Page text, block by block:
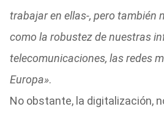
trabajar en ellas-, pero también
como la robustez de nuestras
telecomunicaciones, las redes
Europa».
No obstante, la digitalización,